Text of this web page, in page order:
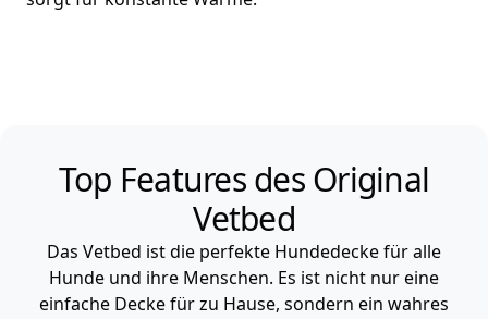
Top Features des Original
Vetbed
Das Vetbed ist die perfekte Hundedecke für alle
Hunde und ihre Menschen. Es ist nicht nur eine
einfache Decke für zu Hause, sondern ein wahres